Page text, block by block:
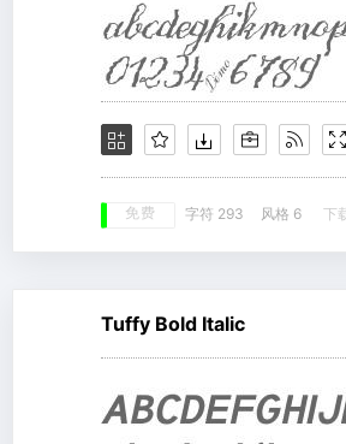
免费 字符 293 风格 6 下
Tuffy Bold Italic